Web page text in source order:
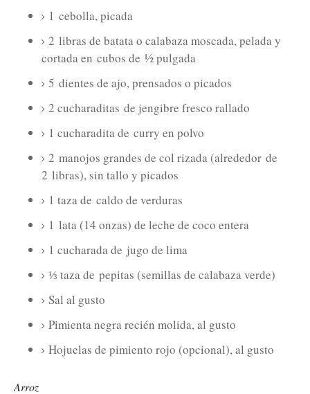
1 cebolla, picada
2 libras de batata o calabaza moscada, pelada y
cortada en cubos de ½ pulgada
5 dientes de ajo, prensados ​​o picados
2 cucharaditas de jengibre fresco rallado
1 cucharadita de curry en polvo
2 manojos grandes de col rizada (alrededor de
2 libras), sin tallo y picados
1 taza de caldo de verduras
1 lata (14 onzas) de leche de coco entera
1 cucharada de jugo de lima
⅓ taza de pepitas (semillas de calabaza verde)
Sal al gusto
Pimienta negra recién molida, al gusto
Hojuelas de pimiento rojo (opcional), al gusto
Arroz